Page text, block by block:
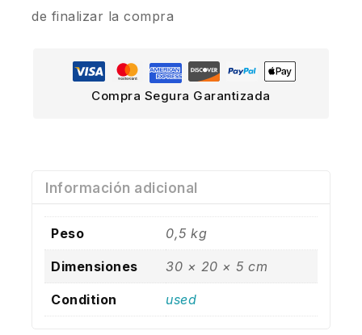
de finalizar la compra
Compra Segura Garantizada
Información adicional
Peso 0,5 kg
Dimensiones 30 × 20 × 5 cm
Condition used